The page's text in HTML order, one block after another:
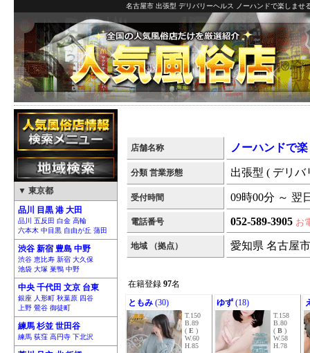
名古屋市 出張型 デリバリーヘルス ノーハンドで楽しま
▼ 東京都
品川 目黒 港 大田
品川 五反田 白金 高輪
六本木 中目黒 自由が丘 蒲田
渋谷 新宿 豊島 中野
渋谷 恵比寿 新宿 大久保
池袋 大塚 巣鴨 中野
中央 千代田 文京 台東
銀座 人形町 秋葉原 四谷
上野 鶯谷 御徒町
練馬 杉並 世田谷
練馬 荻窪 高円寺 下北沢
店舗名称 ノーハンドで
分類 営業形態 出張型 ( デリバ
受付時間 09時00分 ～ 翌
電話番号 052-589-3905 お
地域 （拠点） 愛知県 名古屋市
在籍登録 97名
ともみ (30)
T.150
B.89
( E )
W.60
H.85
ゆず (18)
T.158
B.80
( B )
W.58
H.78